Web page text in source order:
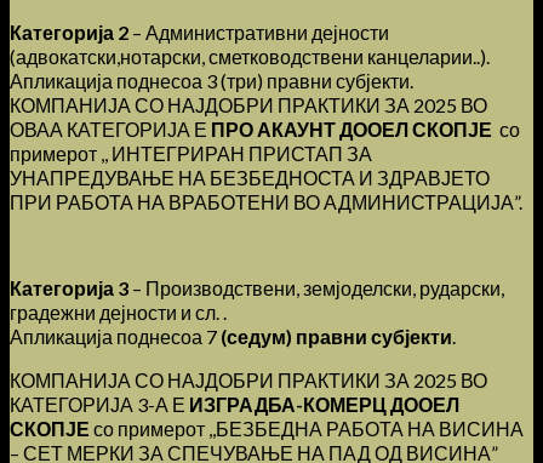
Категорија 2 – Административни дејности
(адвокатски,нотарски, сметководствени канцеларии..).
Апликација поднесоа 3 (три) правни субјекти.
КОМПАНИЈА СО НАЈДОБРИ ПРАКТИКИ ЗА 2025 ВО
ОВАА КАТЕГОРИЈА Е ПРО АКАУНТ ДООЕЛ СКОПЈЕ со
примерот ,, ИНТЕГРИРАН ПРИСТАП ЗА
УНАПРЕДУВАЊЕ НА БЕЗБЕДНОСТА И ЗДРАВЈЕТО
ПРИ РАБОТА НА ВРАБОТЕНИ ВО АДМИНИСТРАЦИЈА”.
Категорија 3 – Производствени, земјоделски, рударски,
градежни дејности и сл. .
Апликација поднесоа 7 (седум) правни субјекти.
КОМПАНИЈА СО НАЈДОБРИ ПРАКТИКИ ЗА 2025 ВО
КАТЕГОРИЈА 3-А Е ИЗГРАДБА-КОМЕРЦ ДООЕЛ
СКОПЈЕ со примерот ,,БЕЗБЕДНА РАБОТА НА ВИСИНА
– СЕТ МЕРКИ ЗА СПЕЧУВАЊЕ НА ПАД ОД ВИСИНА”